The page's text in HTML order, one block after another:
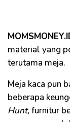
material yang
terutama meja.
Meja kaca pun
beberapa
Hunt,furnitur